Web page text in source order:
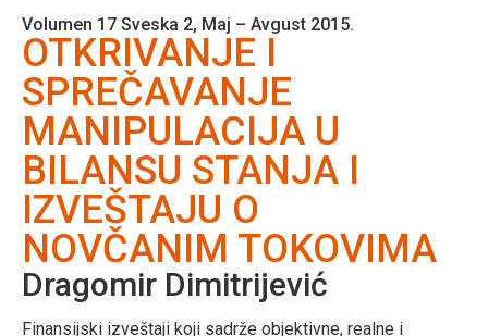
Volumen 17 Sveska 2, Maj – Avgust 2015.
OTKRIVANJE I
SPREČAVANJE
MANIPULACIJA U
BILANSU STANJA I
IZVEŠTAJU O
NOVČANIM TOKOVIMA
Dragomir Dimitrijević
Finansijski izveštaji koji sadrže objektivne, realne i